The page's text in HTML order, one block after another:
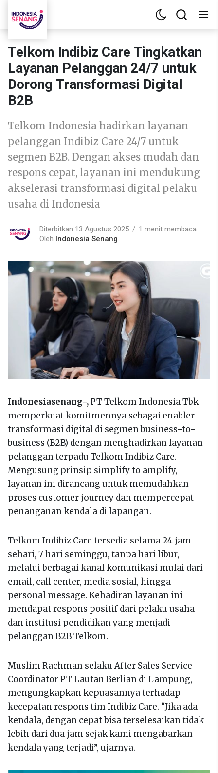
Telkom Indibiz Care Tingkatkan
Layanan Pelanggan 24/7 untuk
Dorong Transformasi Digital
B2B
Telkom Indonesia hadirkan layanan
pelanggan Indibiz Care 24/7 untuk
segmen B2B. Dengan akses mudah dan
respons cepat, layanan ini mendukung
akselerasi transformasi digital pelaku
usaha di Indonesia
Diterbitkan 13 Agustus 2025
1 menit membaca
Oleh Indonesia Senang
Indonesiasenang-,PT Telkom Indonesia Tbk
memperkuat komitmennya sebagai enabler
transformasi digital di segmen business-to-
business (B2B) dengan menghadirkan layanan
pelanggan terpadu Telkom Indibiz Care.
Mengusung prinsip simplify to amplify,
layanan ini dirancang untuk memudahkan
proses customer journey dan mempercepat
penanganan kendala di lapangan.
Telkom Indibiz Care tersedia selama 24 jam
sehari, 7 hari seminggu, tanpa hari libur,
melalui berbagai kanal komunikasi mulai dari
email, call center, media sosial, hingga
personal message. Kehadiran layanan ini
mendapat respons positif dari pelaku usaha
dan institusi pendidikan yang menjadi
pelanggan B2B Telkom.
Muslim Rachman selaku After Sales Service
Coordinator PT Lautan Berlian di Lampung,
mengungkapkan kepuasannya terhadap
kecepatan respons tim Indibiz Care. “Jika ada
kendala, dengan cepat bisa terselesaikan tidak
lebih dari dua jam sejak kami mengabarkan
kendala yang terjadi”, ujarnya.